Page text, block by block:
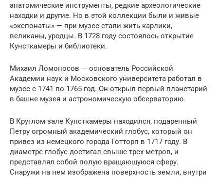
анатомические инструменты, редкие археологические
находки и другие. Но в этой коллекции были и живые
«экспонаты» — при музее стали жить карлики,
великаны, уродцы. В 1728 году состоялось открытие
Кунсткамеры и библиотеки.
Михаил Ломоносов — основатель Российской
Академии наук и Московского университета работал в
музее с 1741 по 1765 год. Он открыл первый планетарий
в башне музея и астрономическую обсерваторию.
В Круглом зале Кунсткамеры находился, подаренный
Петру огромный академический глобус, который он
привез из немецкого города Готторп в 1717 году. В
диаметре глобус достигал свыше трех метров, и
представлял собой полую вращающуюся сферу.
Снаружи на нем изображена поверхность земли, внутри